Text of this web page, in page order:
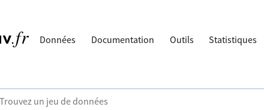
Données Documentation Outils Statistiques